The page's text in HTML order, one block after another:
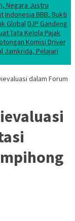
Negara Justru
Indonesia BBB, Bukti
GlobalDJP Gandeng
Tata Kelola Pajak
Komisi Driver
Jamkrida, Pelajari
dalam Forum